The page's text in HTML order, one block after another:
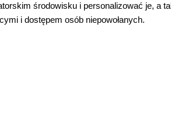
środowisku i personalizować je, a
i dostępem osób niepowołanych.